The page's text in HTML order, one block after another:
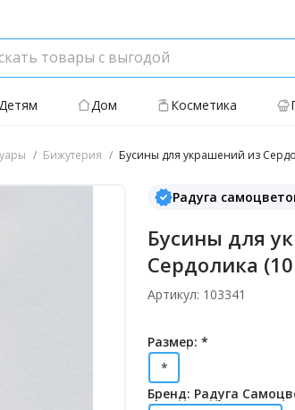
Дом Косметика
Бижутерия Бусины для украшений из
Радуга
Бусины для
Сердолика
Артикул: 103341
Размер: *
*
Бренд: Радуга